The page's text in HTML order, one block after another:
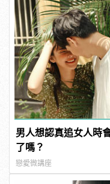
男人想認真追女人時
了嗎？
戀愛微講座